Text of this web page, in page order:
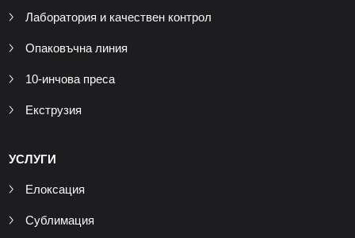
Лаборатория и качествен контрол
Опаковъчна линия
10-инчова преса
Екструзия
УСЛУГИ
Елоксация
Сублимация